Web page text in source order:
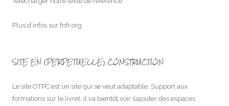
Plus d’infos sur fnfr.org
SITE EN (PERPETUELLE) CONSTRUCTION
Le site OTPC est un site qui se veut adaptable. Support aux
formations sur le livret, il va bientôt voir s’ajouter des espaces